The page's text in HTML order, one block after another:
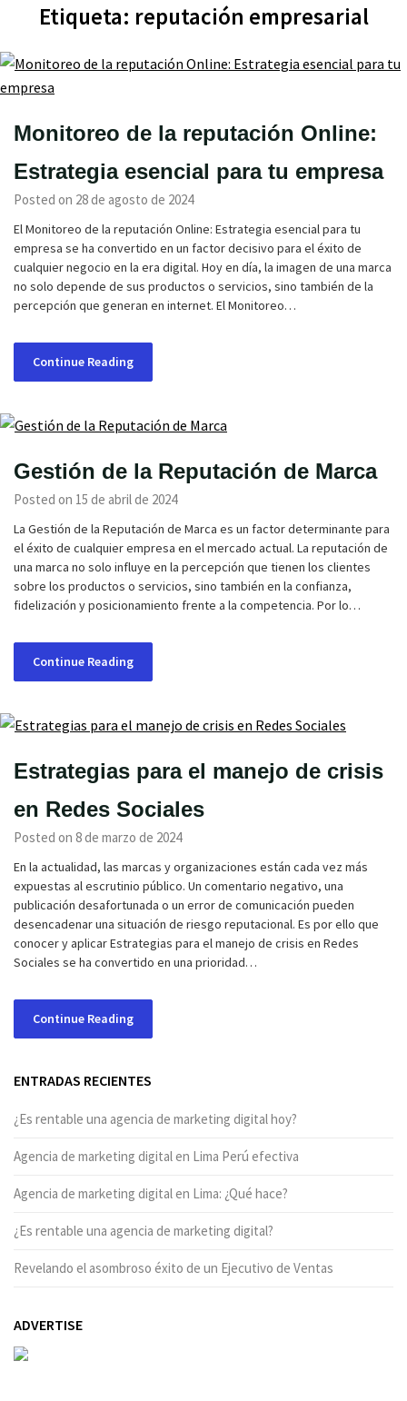
Etiqueta: reputación empresarial
Monitoreo de la reputación Online:
Estrategia esencial para tu empresa
Posted on 28 de agosto de 2024
El Monitoreo de la reputación Online: Estrategia esencial para tu
empresa se ha convertido en un factor decisivo para el éxito de
cualquier negocio en la era digital. Hoy en día, la imagen de una marca
no solo depende de sus productos o servicios, sino también de la
percepción que generan en internet. El Monitoreo…
Continue Reading
Gestión de la Reputación de Marca
Posted on 15 de abril de 2024
La Gestión de la Reputación de Marca es un factor determinante para
el éxito de cualquier empresa en el mercado actual. La reputación de
una marca no solo influye en la percepción que tienen los clientes
sobre los productos o servicios, sino también en la confianza,
fidelización y posicionamiento frente a la competencia. Por lo…
Continue Reading
Estrategias para el manejo de crisis
en Redes Sociales
Posted on 8 de marzo de 2024
En la actualidad, las marcas y organizaciones están cada vez más
expuestas al escrutinio público. Un comentario negativo, una
publicación desafortunada o un error de comunicación pueden
desencadenar una situación de riesgo reputacional. Es por ello que
conocer y aplicar Estrategias para el manejo de crisis en Redes
Sociales se ha convertido en una prioridad…
Continue Reading
ENTRADAS RECIENTES
¿Es rentable una agencia de marketing digital hoy?
Agencia de marketing digital en Lima Perú efectiva
Agencia de marketing digital en Lima: ¿Qué hace?
¿Es rentable una agencia de marketing digital?
Revelando el asombroso éxito de un Ejecutivo de Ventas
ADVERTISE